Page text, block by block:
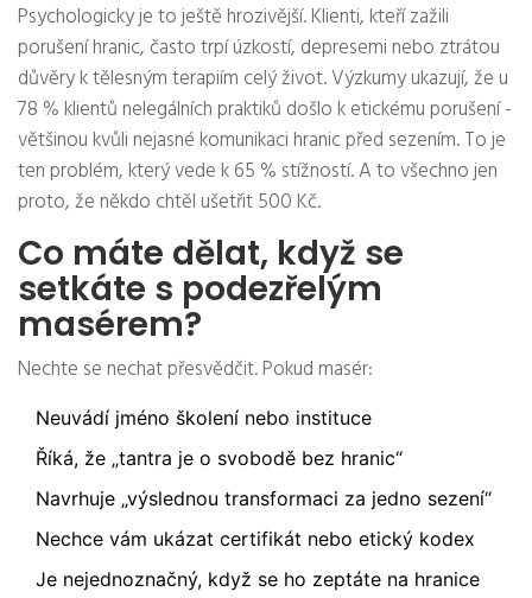
Psychologicky je to ještě hrozivější. Klienti, kteří zažili
porušení hranic, často trpí úzkostí, depresemi nebo ztrátou
důvěry k tělesným terapiím celý život. Výzkumy ukazují, že u
78 % klientů nelegálních praktiků došlo k etickému porušení -
většinou kvůli nejasné komunikaci hranic před sezením. To je
ten problém, který vede k 65 % stížností. A to všechno jen
proto, že někdo chtěl ušetřit 500 Kč.
Co máte dělat, když se
setkáte s podezřelým
masérem?
Nechte se nechat přesvědčit. Pokud masér:
Neuvádí jméno školení nebo instituce
Říká, že „tantra je o svobodě bez hranic“
Navrhuje „výslednou transformaci za jedno sezení“
Nechce vám ukázat certifikát nebo etický kodex
Je nejednoznačný, když se ho zeptáte na hranice